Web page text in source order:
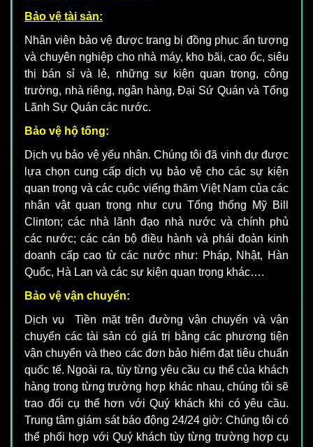
Bảo vệ tài sản:
Nhân viên bảo vệ được trang bị đồng phục ấn tượng
và chuyên nghiệp cho nhà máy, kho bãi, cao ốc, siêu
thị bán sỉ và lẻ, những sự kiện quan trọng, công
trường, nhà riêng, ngân hàng, Đại Sứ Quán và Tổng
Lãnh Sự Quán các nước.
Bảo vệ hộ tống:
Dịch vụ bảo vệ yếu nhân. Chúng tôi đã vinh dự được
lựa chọn cung cấp dịch vụ bảo vệ cho các sự kiện
quan trọng và các cụôc viếng thăm Việt Nam của các
nhân vật quan trọng như cựu Tổng thống Mỹ Bill
Clinton; các nhà lãnh đạo nhà nước và chính phủ
các nước; các cán bộ điều hành và phái đoàn kinh
doanh cấp cao từ các nước như: Pháp, Nhật, Hàn
Quốc, Hà Lan và các sự kiện quan trọng khác….
Bảo vệ vận chuyển:
Dịch vụ Tiền mặt trên đường vận chuyển và vận
chuyển các tài sản có giá trị bằng các phương tiện
vận chuyển và theo các đơn bảo hiểm đạt tiêu chuẩn
quốc tế. Ngoài ra, tùy từng yêu cầu cụ thể của khách
hàng trong từng trường hợp khác nhau, chúng tôi sẽ
trao đổi cụ thể hơn với Quý khách khi có yêu cầu.
Trung tâm giám sát báo động 24/24 giờ: Chúng tôi có
thể phối hợp với Quý khách tùy từng trường hợp cụ